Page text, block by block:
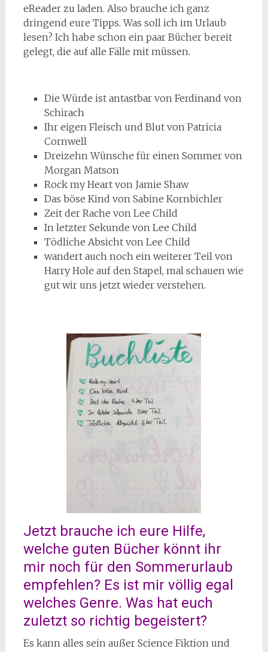
eReader zu laden. Also brauche ich ganz
dringend eure Tipps. Was soll ich im Urlaub
lesen? Ich habe schon ein paar Bücher bereit
gelegt, die auf alle Fälle mit müssen.
Die Würde ist antastbar von Ferdinand von
Schirach
Ihr eigen Fleisch und Blut von Patricia
Cornwell
Dreizehn Wünsche für einen Sommer von
Morgan Matson
Rock my Heart von Jamie Shaw
Das böse Kind von Sabine Kornbichler
Zeit der Rache von Lee Child
In letzter Sekunde von Lee Child
Tödliche Absicht von Lee Child
wandert auch noch ein weiterer Teil von
Harry Hole auf den Stapel, mal schauen wie
gut wir uns jetzt wieder verstehen.
Jetzt brauche ich eure Hilfe,
welche guten Bücher könnt ihr
mir noch für den Sommerurlaub
empfehlen? Es ist mir völlig egal
welches Genre. Was hat euch
zuletzt so richtig begeistert?
Es kann alles sein außer Science Fiktion und